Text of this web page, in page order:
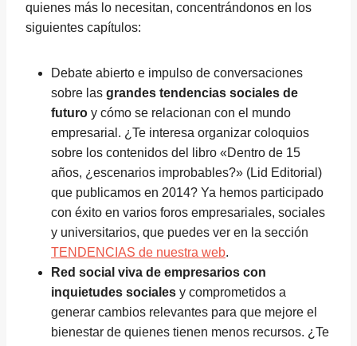
quienes más lo necesitan, concentrándonos en los
siguientes capítulos:
Debate abierto e impulso de conversaciones
sobre las grandes tendencias sociales de
futuro y cómo se relacionan con el mundo
empresarial. ¿Te interesa organizar coloquios
sobre los contenidos del libro «Dentro de 15
años, ¿escenarios improbables?» (Lid Editorial)
que publicamos en 2014? Ya hemos participado
con éxito en varios foros empresariales, sociales
y universitarios, que puedes ver en la sección
TENDENCIAS de nuestra web.
Red social viva de empresarios con
inquietudes sociales y comprometidos a
generar cambios relevantes para que mejore el
bienestar de quienes tienen menos recursos. ¿Te